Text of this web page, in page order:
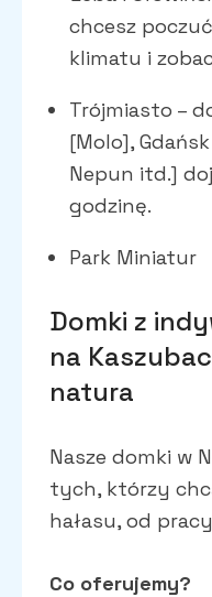
chcesz
klimatu i
Trójmiasto –
[Molo],
Nepun itd.]
godzinę.
Park Miniatur
Domki z
na
natura
Nasze domki w
tych, którzy
hałasu, od
Co oferujemy?